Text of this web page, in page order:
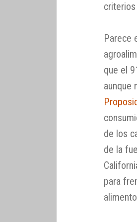
Parece
que el
aunque
de los
de la
para